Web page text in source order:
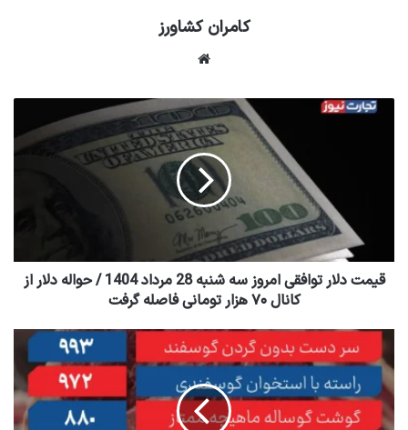
کامران کشاورز
قیمت دلار توافقی امروز سه شنبه 28 مرداد 1404 / حواله دلار از
کانال ۷۰ هزار تومانی فاصله گرفت